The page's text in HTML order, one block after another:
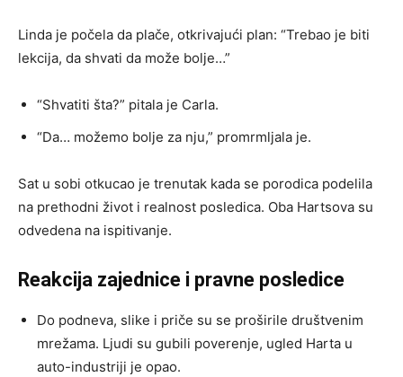
Linda je počela da plače, otkrivajući plan: “Trebao je biti
lekcija, da shvati da može bolje…”
“Shvatiti šta?” pitala je Carla.
“Da… možemo bolje za nju,” promrmljala je.
Sat u sobi otkucao je trenutak kada se porodica podelila
na prethodni život i realnost posledica. Oba Hartsova su
odvedena na ispitivanje.
Reakcija zajednice i pravne posledice
Do podneva, slike i priče su se proširile društvenim
mrežama. Ljudi su gubili poverenje, ugled Harta u
auto-industriji je opao.